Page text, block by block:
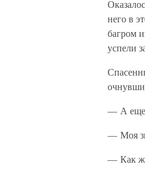
него в
багром
успели
— А еще
— Моя
— Как